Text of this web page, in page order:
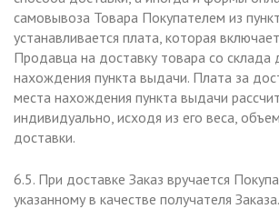
самовывоза Товара Покупателем из
устанавливается плата, которая
Продавца на доставку товара со склада
нахождения пункта выдачи. Плата за
места нахождения пункта выдачи
индивидуально, исходя из его веса,
доставки.
6.5. При доставке Заказ вручается
указанному в качестве получателя